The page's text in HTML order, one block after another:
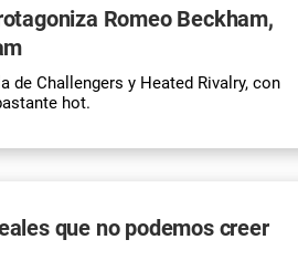
Romeo Beckham,
de Challengers y Heated Rivalry, con
hot.
que no podemos creer